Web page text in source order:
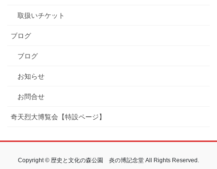
取扱いチケット
ブログ
ブログ
お知らせ
お問合せ
奇天烈大博覧会【特設ページ】
Copyright © 歴史と文化の森公園 炎の博記念堂 All Rights Reserved.